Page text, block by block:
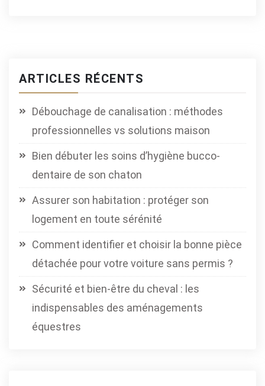
ARTICLES RÉCENTS
Débouchage de canalisation : méthodes
professionnelles vs solutions maison
Bien débuter les soins d’hygiène bucco-
dentaire de son chaton
Assurer son habitation : protéger son
logement en toute sérénité
Comment identifier et choisir la bonne pièce
détachée pour votre voiture sans permis ?
Sécurité et bien-être du cheval : les
indispensables des aménagements
équestres